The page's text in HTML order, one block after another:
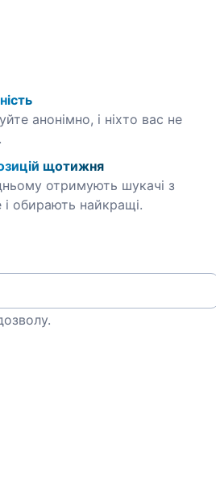
анонімно, і ніхто вас не
щотижня
отримують шукачі з
обирають найкращі.